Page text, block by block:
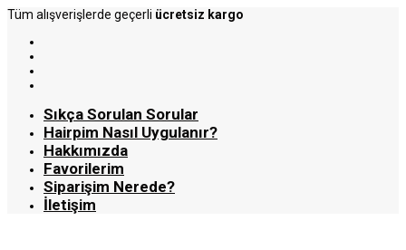
Tüm alışverişlerde geçerli ücretsiz kargo
Sıkça Sorulan Sorular
Hairpim Nasıl Uygulanır?
Hakkımızda
Favorilerim
Siparişim Nerede?
İletişim